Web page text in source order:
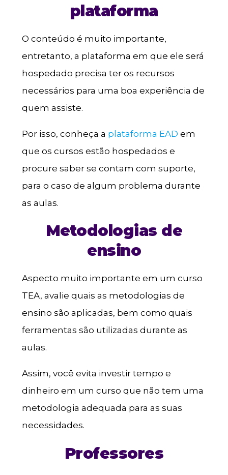
plataforma
O conteúdo é muito importante,
entretanto, a plataforma em que ele será
hospedado precisa ter os recursos
necessários para uma boa experiência de
quem assiste.
Por isso, conheça a plataforma EAD em
que os cursos estão hospedados e
procure saber se contam com suporte,
para o caso de algum problema durante
as aulas.
Metodologias de
ensino
Aspecto muito importante em um curso
TEA, avalie quais as metodologias de
ensino são aplicadas, bem como quais
ferramentas são utilizadas durante as
aulas.
Assim, você evita investir tempo e
dinheiro em um curso que não tem uma
metodologia adequada para as suas
necessidades.
Professores